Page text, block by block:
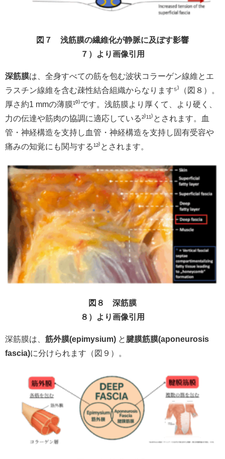
図７ 浅筋膜の繊維化が静脈に及ぼす影響
７）より画像引用
深筋膜は、全身すべての筋を包む波状コラーゲン線維とエ
ラスチン線維を含む疎性結合組織からなります⁵⁾ （図８）。
厚さ約1 mmの薄膜¹⁰⁾です。浅筋膜より厚くて、より硬く、
力の伝達や筋肉の協調に適応している²⁾¹¹⁾ とされます。血
管・神経構造を支持し血管・神経構造を支持し固有受容や
痛みの知覚にも関与する¹²⁾ とされます。
図８ 深筋膜
８）より画像引用
深筋膜は、 筋外膜(epimysium) と 腱膜筋膜(aponeurosis
fascia)に分けられます（図９）。